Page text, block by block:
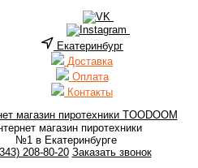
Екатеринбург
Доставка
Оплата
Контакты
магазин пиротехники
№1 в Екатеринбурге
208-80-20 Заказать звонок